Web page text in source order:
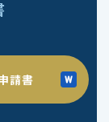
請書